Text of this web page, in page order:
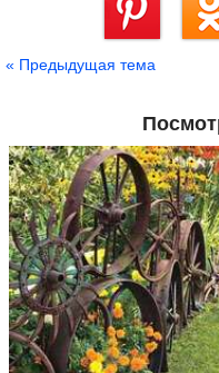
« Предыдущая тема